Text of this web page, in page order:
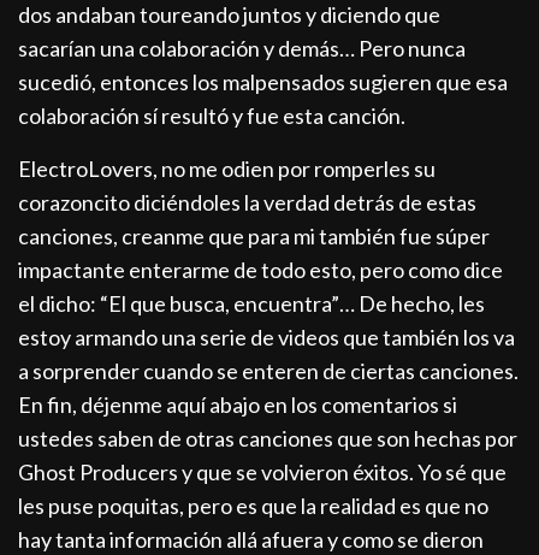
dos andaban toureando juntos y diciendo que
sacarían una colaboración y demás… Pero nunca
sucedió, entonces los malpensados sugieren que esa
colaboración sí resultó y fue esta canción.
ElectroLovers, no me odien por romperles su
corazoncito diciéndoles la verdad detrás de estas
canciones, creanme que para mi también fue súper
impactante enterarme de todo esto, pero como dice
el dicho: “El que busca, encuentra”… De hecho, les
estoy armando una serie de videos que también los va
a sorprender cuando se enteren de ciertas canciones.
En fin, déjenme aquí abajo en los comentarios si
ustedes saben de otras canciones que son hechas por
Ghost Producers y que se volvieron éxitos. Yo sé que
les puse poquitas, pero es que la realidad es que no
hay tanta información allá afuera y como se dieron